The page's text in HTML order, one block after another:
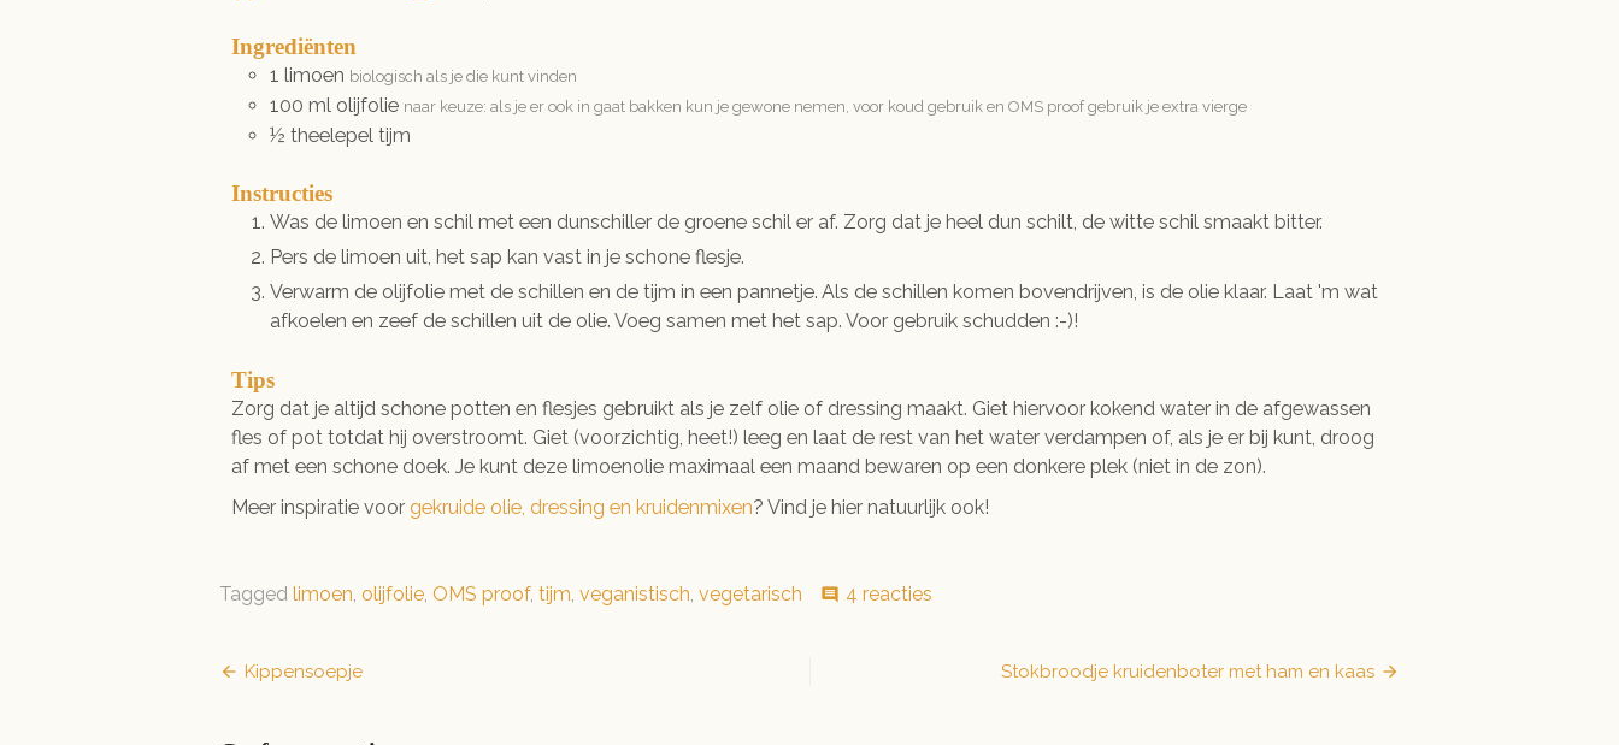
Ingrediënten
1 limoen biologisch als je die kunt vinden
100 ml olijfolie naar keuze: als je er ook in gaat bakken kun je gewone nemen, voor koud gebruik en OMS proof gebruik je extra vierge
½ theelepel tijm
Instructies
Was de limoen en schil met een dunschiller de groene schil er af. Zorg dat je heel dun schilt, de witte schil smaakt bitter.
Pers de limoen uit, het sap kan vast in je schone flesje.
Verwarm de olijfolie met de schillen en de tijm in een pannetje. Als de schillen komen bovendrijven, is de olie klaar. Laat 'm wat
afkoelen en zeef de schillen uit de olie. Voeg samen met het sap. Voor gebruik schudden :-)!
Tips
Zorg dat je altijd schone potten en flesjes gebruikt als je zelf olie of dressing maakt. Giet hiervoor kokend water in de afgewassen
fles of pot totdat hij overstroomt. Giet (voorzichtig, heet!) leeg en laat de rest van het water verdampen of, als je er bij kunt, droog
af met een schone doek. Je kunt deze limoenolie maximaal een maand bewaren op een donkere plek (niet in de zon).
Meer inspiratie voor gekruide olie, dressing en kruidenmixen? Vind je hier natuurlijk ook!
Tagged limoen olijfolie OMS proof, tijm veganistisch vegetarisch comment 4 reacties
Bericht
Kippensoepje Stokbroodje kruidenboter met ham en kaas